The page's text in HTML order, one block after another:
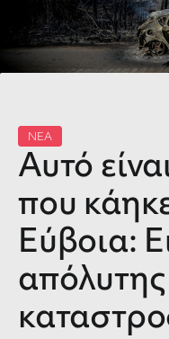
ΝΕΑ
Αυτό
που
Εύβοια:
απόλυτης